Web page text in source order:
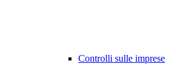
Controlli sulle imprese